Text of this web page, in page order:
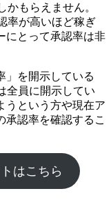
もらえません。
率が高いほど稼ぎ
にとって承認率は非
」を開示している
全員に開示してい
うという方や現在ア
承認率を確認するこ
はこちら